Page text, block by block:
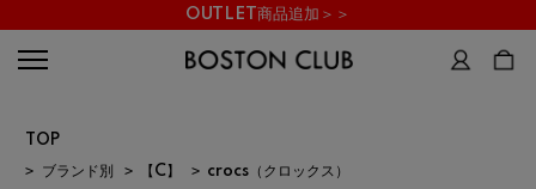
OUTLET商品追加＞＞
TOP
> ブランド別 > 【C】 > crocs（クロックス）